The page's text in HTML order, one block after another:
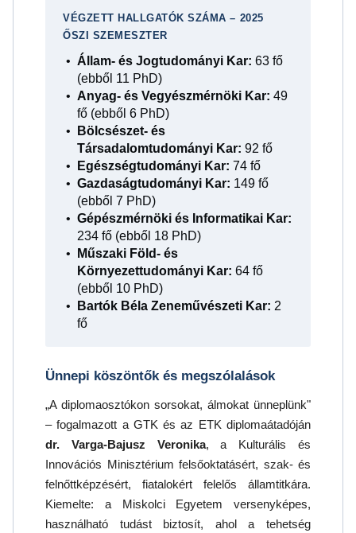
VÉGZETT HALLGATÓK SZÁMA – 2025
ŐSZI SZEMESZTER
Állam- és Jogtudományi Kar: 63 fő
(ebből 11 PhD)
Anyag- és Vegyészmérnöki Kar: 49
fő (ebből 6 PhD)
Bölcsészet- és
Társadalomtudományi Kar: 92 fő
Egészségtudományi Kar: 74 fő
Gazdaságtudományi Kar: 149 fő
(ebből 7 PhD)
Gépészmérnöki és Informatikai Kar:
234 fő (ebből 18 PhD)
Műszaki Föld- és
Környezettudományi Kar: 64 fő
(ebből 10 PhD)
Bartók Béla Zeneművészeti Kar: 2
fő
Ünnepi köszöntők és megszólalások
„A diplomaosztókon sorsokat, álmokat ünneplünk"
– fogalmazott a GTK és az ETK diplomaátadóján
dr. Varga-Bajusz Veronika, a Kulturális és
Innovációs Minisztérium felsőoktatásért, szak- és
felnőttképzésért, fiatalokért felelős államtitkára.
Kiemelte: a Miskolci Egyetem versenyképes,
használható tudást biztosít, ahol a tehetség